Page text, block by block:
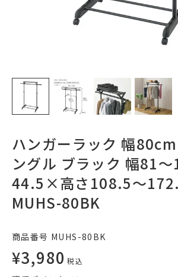
ハンガーラック 幅
ングル ブラック 幅81
44.5×高さ108.5～
MUHS-80BK
商品番号 MUHS-80BK
¥3,980 税込